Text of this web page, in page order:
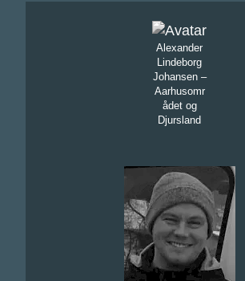
Alexander
Lindeborg
Johansen –
Aarhusomr
ådet og
Djursland